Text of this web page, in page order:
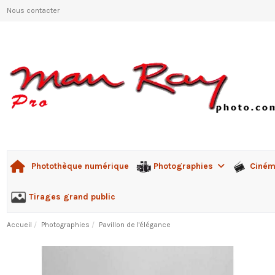
Nous contacter
Photothèque numérique Photographies
Tirages grand public
Accueil Photographies Pavillon de l'élégance